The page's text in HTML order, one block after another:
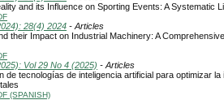
and its Influence on Sporting Events: A Systematic
28(4) 2024 - Articles
their Impact on Industrial Machinery: A
Vol 29 No 4 (2025) - Articles
de tecnologías de inteligencia artificial para optimizar la
(SPANISH)